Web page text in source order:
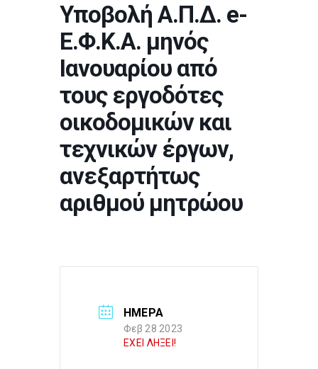
Υποβολή Α.Π.Δ. e-
Ε.Φ.Κ.Α. μηνός
Ιανουαρίου από
τους εργοδότες
οικοδομικών και
τεχνικών έργων,
ανεξαρτήτως
αριθμού μητρώου
ΗΜΕΡΑ
Φεβ 28 2023
ΕΧΕΙ ΛΗΞΕΙ!